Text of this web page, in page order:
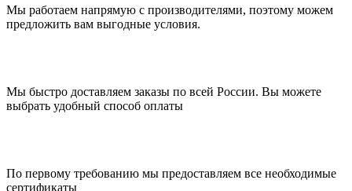
Мы работаем напрямую с производителями, поэтому можем
предложить вам выгодные условия.
Мы быстро доставляем заказы по всей России. Вы можете
выбрать удобный способ оплаты
По первому требованию мы предоставляем все необходимые
сертификаты